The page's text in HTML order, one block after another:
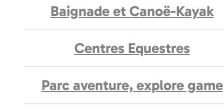
Baignade et Canoë-Kayak
Centres Equestres
Parc aventure, explore game